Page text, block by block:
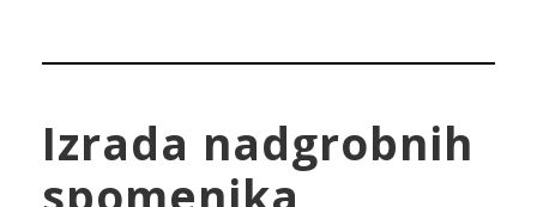
Izrada nadgrobnih